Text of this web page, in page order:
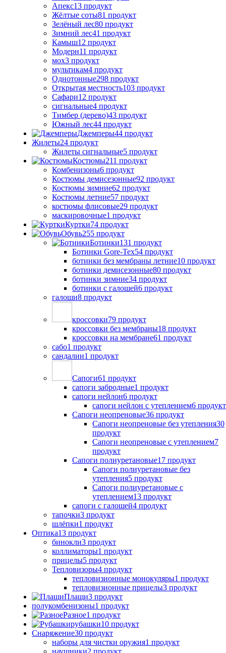
Апекс13 продукт
Жёлтые соты81 продукт
Зелёный лес80 продукт
Зимний лес41 продукт
Камыш12 продукт
Модерн11 продукт
мох3 продукт
мультикам4 продукт
Однотонные298 продукт
Открытая местность103 продукт
Сафари12 продукт
сигнальные4 продукт
Тимбер (дерево)43 продукт
Южный лес44 продукт
Джемперы44 продукт
Жилеты24 продукт
Жилеты сигнальные5 продукт
Костюмы211 продукт
Комбенизоны6 продукт
Костюмы демисезонные92 продукт
Костюмы зимние62 продукт
Костюмы летние57 продукт
костюмы флисовые29 продукт
маскировочные1 продукт
Куртки74 продукт
Обувь255 продукт
Ботинки131 продукт
Ботинки Gore-Tex54 продукт
ботинки без мембраны летние10 продукт
ботинки демисезонные80 продукт
ботинки зимние34 продукт
ботинки с галошей6 продукт
галоши8 продукт
кроссовки79 продукт
кроссовки без мембраны18 продукт
кроссовки на мембране61 продукт
сабо1 продукт
сандалии1 продукт
Сапоги61 продукт
сапоги забродные1 продукт
сапоги нейлон6 продукт
сапоги нейлон с утеплением6 продукт
Сапоги неопреновые36 продукт
Сапоги неопреновые без утепления30
продукт
Сапоги неопреновые с утеплением7
продукт
Сапоги полиуретановые17 продукт
Сапоги полиуретановые без
утепления5 продукт
Сапоги полиуретановые с
утеплением13 продукт
сапоги с галошей4 продукт
тапочки3 продукт
шлёпки1 продукт
Оптика13 продукт
бинокли3 продукт
коллиматоры1 продукт
прицелы5 продукт
Тепловизоры4 продукт
тепловизионные монокуляры1 продукт
тепловизионные прицелы3 продукт
Плащи3 продукт
полукомбенизоны1 продукт
Разное1 продукт
рубашки10 продукт
Снаряжение30 продукт
наборы для чистки оружия1 продукт
наушники2 продукт